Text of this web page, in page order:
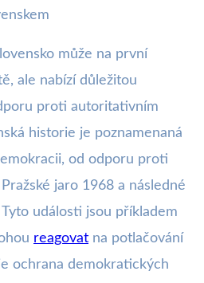
může na první
ale nabízí důležitou
proti autoritativním
historie je poznamenaná
od odporu proti
jaro 1968 a následné
události jsou příkladem
reagovat na potlačování
ochrana demokratických